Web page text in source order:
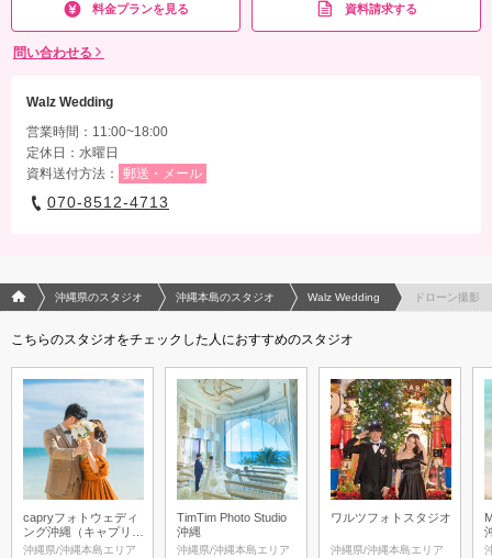
料金プランを見る 資料請求する
問い合わせる
Walz Wedding
営業時間：11:00~18:00
定休日：水曜日
資料送付方法：
郵送・メール
070-8512-4713
フォトウエディング/結婚写真のPhotorait ホーム
沖縄県のスタジオ 沖縄本島のスタジオ Walz Wedding ドローン撮影
こちらのスタジオをチェックした人におすすめのスタジオ
capryフォトウェディ
ング沖縄（キャプリィ
フォトウェディング沖
沖縄県/沖縄本島エリア
TimTim Photo Studio
沖縄
沖縄県/沖縄本島エリア
ワルツフォトスタジオ
沖縄県/沖縄本島エリア